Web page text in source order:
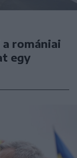
a romániai
egy